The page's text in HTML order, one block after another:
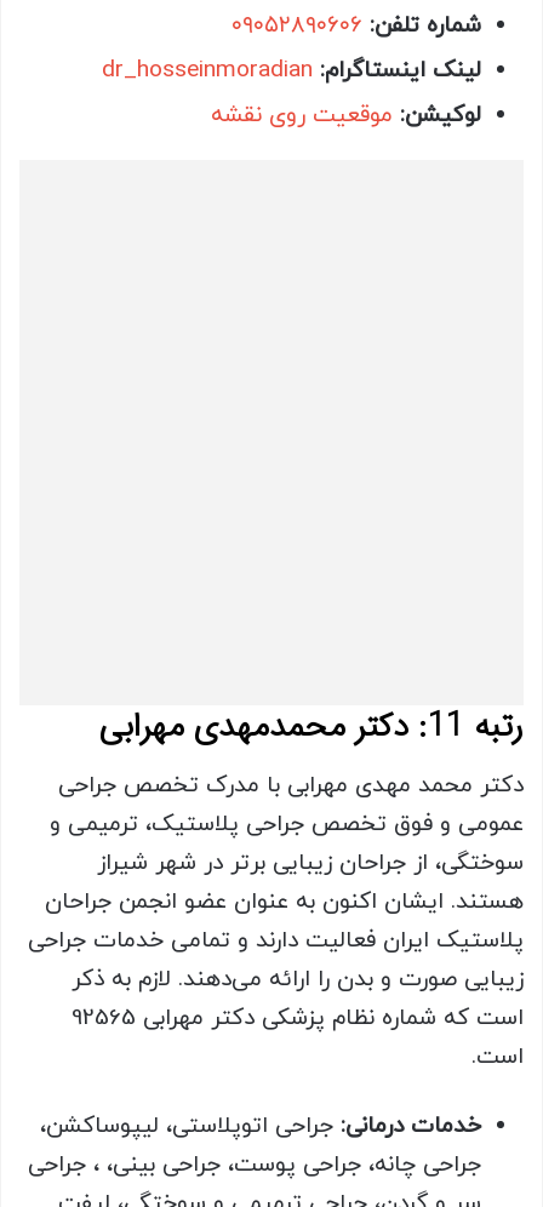
شماره تلفن: ۰۹۰۵۲۸۹۰۶۰۶
لینک اینستاگرام: dr_hosseinmoradian
لوکیشن: موقعیت روی نقشه
رتبه 11: دکتر محمدمهدی مهرابی
دکتر محمد مهدی مهرابی با مدرک تخصص جراحی
عمومی و فوق تخصص جراحی پلاستیک، ترمیمی و
سوختگی، از جراحان زیبایی برتر در شهر شیراز
هستند. ایشان اکنون به عنوان عضو انجمن جراحان
پلاستیک ایران فعالیت دارند و تمامی خدمات جراحی
زیبایی صورت و بدن را ارائه می‌دهند. لازم به ذکر
است که شماره نظام پزشکی دکتر مهرابی 92565
است.
خدمات درمانی: جراحی اتوپلاستی، لیپوساکشن،
جراحی چانه، جراحی پوست، جراحی بینی، ، جراحی